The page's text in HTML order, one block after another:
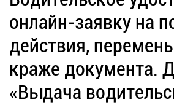
онлайн-заявку на
действия,
краже документа.
«Выдача